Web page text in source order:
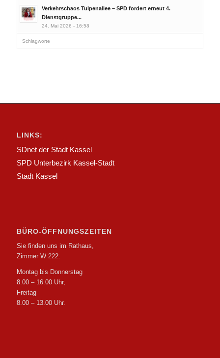
Verkehrschaos Tulpenallee – SPD fordert erneut 4.
Dienstgruppe...
24. Mai 2026 - 16:58
Schlagworte
LINKS:
SDnet der Stadt Kassel
SPD Unterbezirk Kassel-Stadt
Stadt Kassel
BÜRO-ÖFFNUNGSZEITEN
Sie finden uns im Rathaus,
Zimmer W 222.
Montag bis Donnerstag
8.00 – 16.00 Uhr,
Freitag
8.00 – 13.00 Uhr.